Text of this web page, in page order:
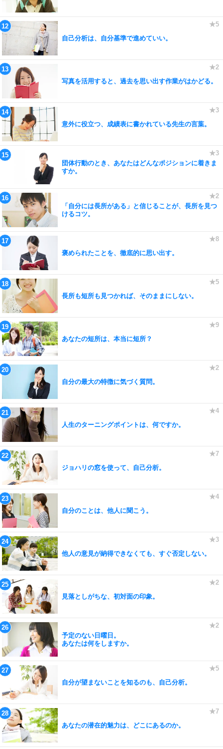
自己分析は、自分基準で進めていい。
写真を活用すると、過去を思い出す作業がはかどる。
意外に役立つ、成績表に書かれている先生の言葉。
団体行動のとき、あなたはどんなポジションに着きま
すか。
「自分には長所がある」と信じることが、長所を見つ
けるコツ。
褒められたことを、徹底的に思い出す。
長所も短所も見つかれば、そのままにしない。
あなたの短所は、本当に短所？
自分の最大の特徴に気づく質問。
人生のターニングポイントは、何ですか。
ジョハリの窓を使って、自己分析。
自分のことは、他人に聞こう。
他人の意見が納得できなくても、すぐ否定しない。
見落としがちな、初対面の印象。
予定のない日曜日。
あなたは何をしますか。
自分が望まないことを知るのも、自己分析。
あなたの潜在的魅力は、どこにあるのか。